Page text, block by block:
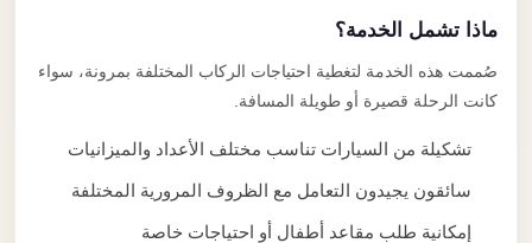
ماذا تشمل الخدمة؟
صُممت هذه الخدمة لتغطية احتياجات الركاب المختلفة بمرونة، سواء
كانت الرحلة قصيرة أو طويلة المسافة.
تشكيلة من السيارات تناسب مختلف الأعداد والميزانيات
سائقون يجيدون التعامل مع الظروف المرورية المختلفة
إمكانية طلب مقاعد أطفال أو احتياجات خاصة